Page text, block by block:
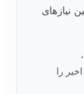
نیازهای
مقالات ISI،
را